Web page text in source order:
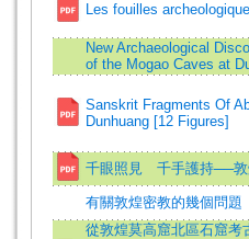
Les fouilles
New Archaeological
of the Mogao Caves at
Sanskrit Fragments Of
Dunhuang [12 Figures]
千眼照見 千手護持──敦
有關敦煌密教的幾個問題
從敦煌莫高窟北區石窟考